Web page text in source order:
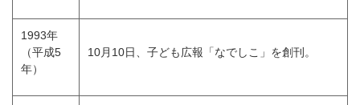
1993年
（平成5
年）
10月10日、子ども広報「なでしこ」を創刊。